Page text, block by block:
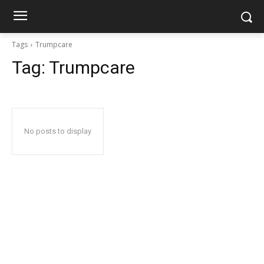
Tags Trumpcare
Tag: Trumpcare
No posts to display